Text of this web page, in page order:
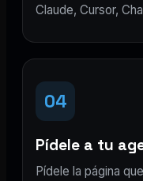
Claude, Cursor,
04
Pídele a tu
Pídele la página